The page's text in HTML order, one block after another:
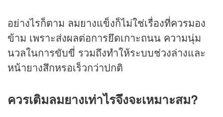
อย่างไรก็ตาม ลมยางแข็งก็ไม่ใช่เรื่องที่ควรมอง
ข้าม เพราะส่งผลต่อการยึดเกาะถนน ความนุ่ม
นวลในการขับขี่ รวมถึงทำให้ระบบช่วงล่างและ
หน้ายางสึกหรอเร็วกว่าปกติ
ควรเติมลมยางเท่าไรจึงจะเหมาะสม?